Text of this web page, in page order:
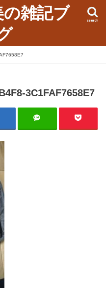
雑記ブ
search
3C1FAF7658E7